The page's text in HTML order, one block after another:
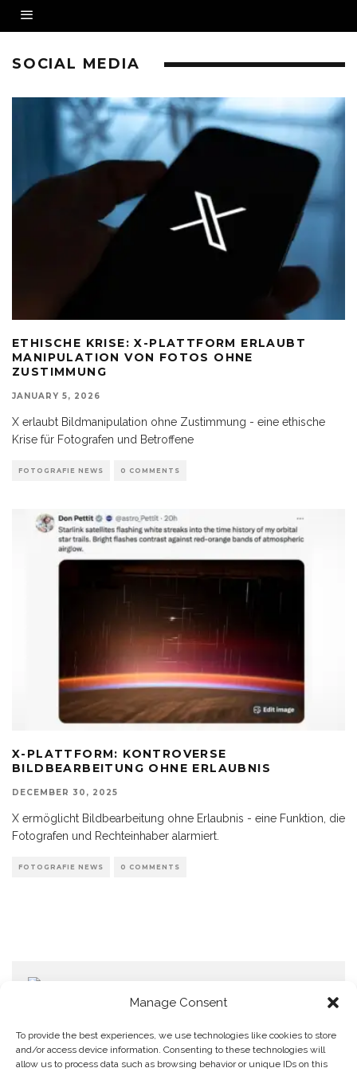
Manage Consent
To provide the best experiences, we use technologies like cookies to store
and/or access device information. Consenting to these technologies will
allow us to process data such as browsing behavior or unique IDs on this
SOCIAL MEDIA
ETHISCHE KRISE: X-PLATTFORM ERLAUBT
MANIPULATION VON FOTOS OHNE
ZUSTIMMUNG
JANUARY 5, 2026
X erlaubt Bildmanipulation ohne Zustimmung - eine ethische
Krise für Fotografen und Betroffene
FOTOGRAFIE NEWS 0 COMMENTS
X-PLATTFORM: KONTROVERSE
BILDBEARBEITUNG OHNE ERLAUBNIS
DECEMBER 30, 2025
X ermöglicht Bildbearbeitung ohne Erlaubnis - eine Funktion, die
Fotografen und Rechteinhaber alarmiert.
FOTOGRAFIE NEWS 0 COMMENTS
Home Datenschutzerklärung